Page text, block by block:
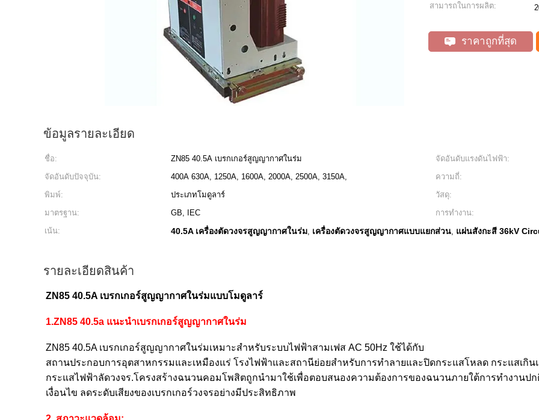
สามารถในการผลิต:
ราคาถูกที่สุด
ข้อมูลรายละเอียด
ชื่อ: ZN85 40.5A เบรกเกอร์สูญญากาศในร่ม จัดอันดับแรงดันไฟฟ้า:
จัดอันดับปัจจุบัน:
400A 630A, 1250A, 1600A, 2000A, 2500A, 3150A, ความถี่:
พิมพ์:
ประเภทโมดูลาร์ วัสดุ:
มาตรฐาน:
GB, IEC การทำงาน:
เน้น:
40.5A เครื่องตัดวงจรสูญญากาศในร่ม, เครื่องตัดวงจรสูญญากาศแบบแยกส่วน, แผ่นสังกะสี 36kV
รายละเอียดสินค้า
ZN85 40.5A เบรกเกอร์สูญญากาศในร่มแบบโมดูลาร์
1.ZN85 40.5a แนะนำเบรกเกอร์สูญญากาศในร่ม
ZN85 40.5A เบรกเกอร์สูญญากาศในร่มเหมาะสำหรับระบบไฟฟ้าสามเฟส AC 50Hz ใช้ได้กับ
สถานประกอบการอุตสาหกรรมและเหมืองแร่ โรงไฟฟ้าและสถานีย่อยสำหรับการทำลายและปิดกระแสโหลด กระแสเกิน
กระแสไฟฟ้าลัดวงจร.โครงสร้างฉนวนคอมโพสิตถูกนำมาใช้เพื่อตอบสนองความต้องการของฉนวนภายใต้การทำงานปก
เงื่อนไข ลดระดับเสียงของเบรกเกอร์วงจรอย่างมีประสิทธิภาพ